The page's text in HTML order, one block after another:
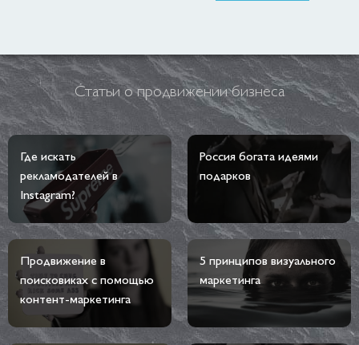
Статьи о продвижении бизнеса
Где искать
рекламодателей в
Instagram?
Россия богата идеями
подарков
Продвижение в
поисковиках с помощью
контент-маркетинга
5 принципов визуального
маркетинга